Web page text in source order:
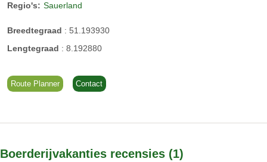
Regio's: Sauerland
Breedtegraad : 51.193930
Lengtegraad : 8.192880
Route Planner Contact
Boerderijvakanties recensies 1